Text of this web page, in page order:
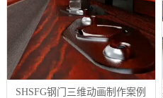
SHSFG钢门三维动画制作案例